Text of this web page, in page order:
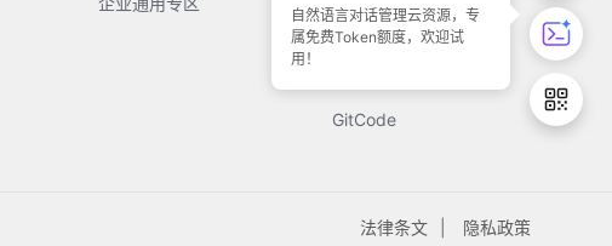
自然语言对话管理云资源，专
属免费Token额度，欢迎试
用！
51CTO
GitCode
法律条文 隐私政策